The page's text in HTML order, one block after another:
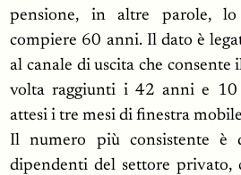
pensione, in altre parole,
compiere 60 anni. Il dato è
al canale di uscita che
volta raggiunti i 42 anni e
attesi i tre mesi di finestra
Il numero più consistente è
dipendenti del settore privato,